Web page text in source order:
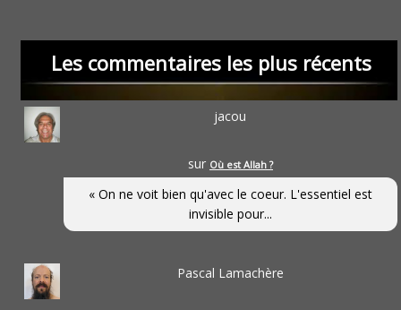
Les commentaires les plus récents
jacou
sur Où est Allah ?
« On ne voit bien qu'avec le coeur. L'essentiel est
invisible pour...
Pascal Lamachère